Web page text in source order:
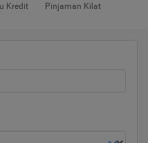
Kredit Pinjaman Kilat